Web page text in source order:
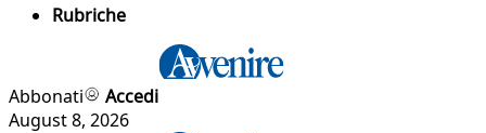
Rubriche
Abbonati
Accedi
August 8, 2026